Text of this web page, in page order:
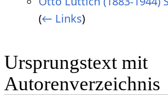
(← Links)
Ursprungstext mit
Autorenverzeichnis